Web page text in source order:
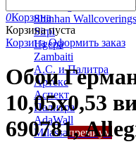
Shinhan Wallcoverings
Sirpi
Ugepa
Zambaiti
А.С. и Палитра
Артекс
Аспект
Палитра
AdaWall
Milassaпремиум
0Корзина
Корзина пуста
Корзина Оформить заказ
Обои
10,05x0,53
690781,